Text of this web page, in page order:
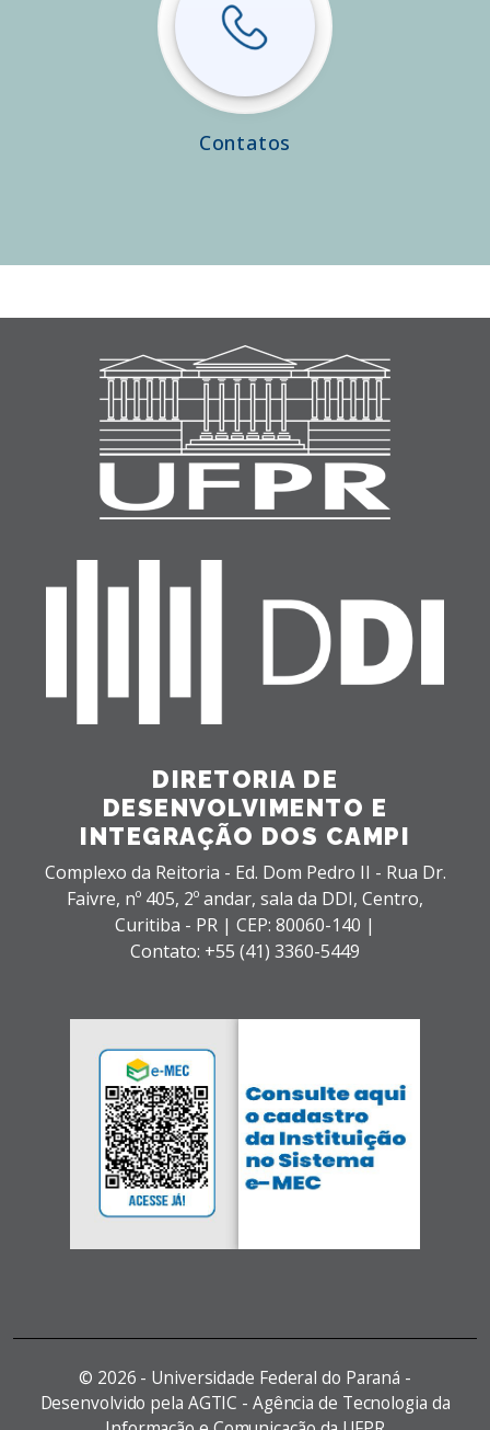
Contatos
DIRETORIA DE
DESENVOLVIMENTO E
INTEGRAÇÃO DOS CAMPI
Complexo da Reitoria - Ed. Dom Pedro II - Rua Dr.
Faivre, nº 405, 2º andar, sala da DDI, Centro,
Curitiba - PR | CEP: 80060-140 |
Contato: +55 (41) 3360-5449
© 2026 - Universidade Federal do Paraná -
Desenvolvido pela AGTIC - Agência de Tecnologia da